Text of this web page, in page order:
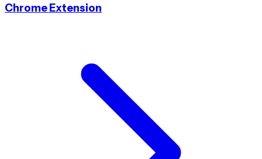
Chrome Extension